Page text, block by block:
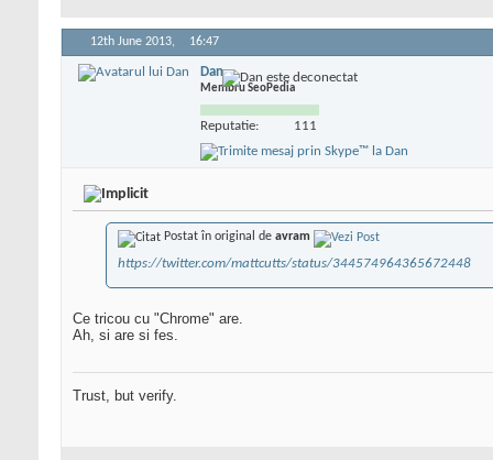
12th June 2013, 16:47
Dan
Membru SeoPedia
Reputatie: 111
Postat în original de avram
https://twitter.com/mattcutts/status/344574964365672448
Ce tricou cu "Chrome" are.
Ah, si are si fes.
Trust, but verify.